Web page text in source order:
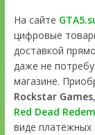
На сайте
цифровые
доставкой
даже не
магазине.
Rockstar Games
Red Dead
виде платёжных